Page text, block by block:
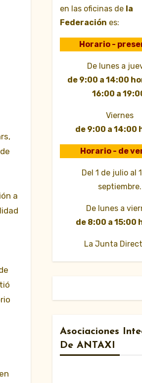
a
en las oficinas de la
Federación es:
Horario -
De lunes a
de 9:00 a 14:00
16:00 a
Viernes
de 9:00 a 14:00
Horario - de
Del 1 de julio al
septiembre.
De lunes a
de 8:00 a 15:00
La Junta
Asociaciones
De ANTAXI